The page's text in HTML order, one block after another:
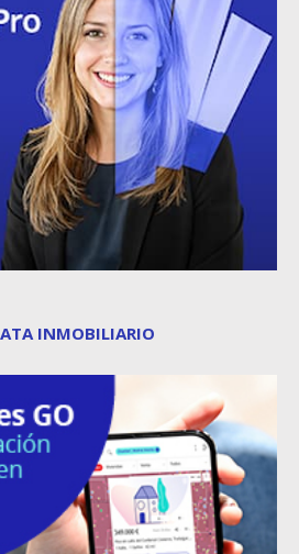
INMOBILIARIO